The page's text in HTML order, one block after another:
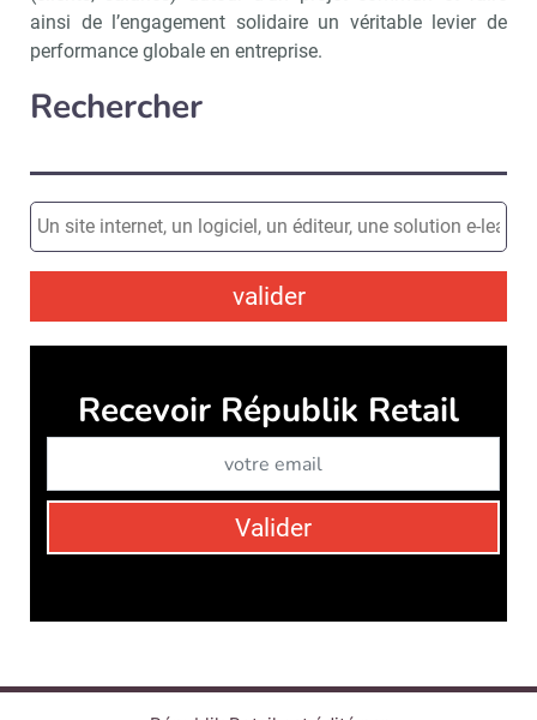
ainsi de l’engagement solidaire un véritable levier de
performance globale en entreprise.
Rechercher
valider
Recevoir Républik Retail
Valider